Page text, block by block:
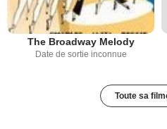
The Broadway Melody
Date de sortie inconnue
Toute sa